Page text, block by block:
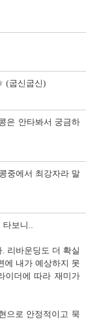
(굽신굽신)
은 안타봐서 궁금하
중에서 최강자라 말
타보니..
리바운딩도 더 확실
에 내가 예상하지 못
이더에 따라 재미가
으로 안정적이고 묵